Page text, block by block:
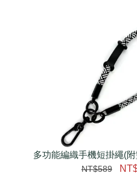
+NT$
NT$
多功能編織手機短掛繩(
NT$589